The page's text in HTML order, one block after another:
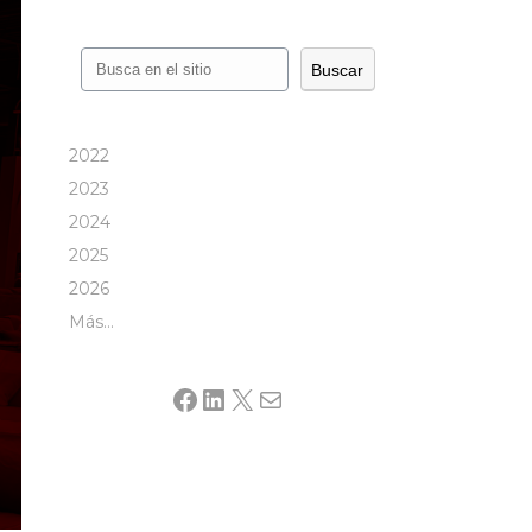
Buscar Buscar
2022
2023
2024
2025
2026
Más…
Facebook
LinkedIn
X Mail